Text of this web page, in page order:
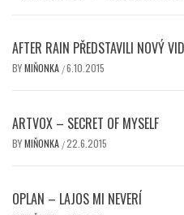
AFTER RAIN PŘEDSTAVILI NOVÝ
BYMIŇONKA /6.10.2015
ARTVOX – SECRET OF MYSELF
BYMIŇONKA /22.6.2015
OPLAN – LAJOS MI NEVERÍ